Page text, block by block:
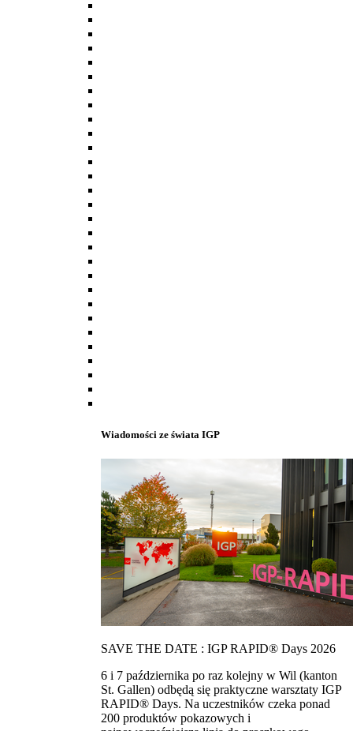
Wiadomości ze świata IGP
SAVE THE DATE : IGP RAPID® Days 2026
6 i 7 października po raz kolejny w Wil (kanton
St. Gallen) odbędą się praktyczne warsztaty IGP
RAPID® Days. Na uczestników czeka ponad
200 produktów pokazowych i